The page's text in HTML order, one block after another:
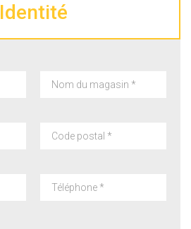
Identité